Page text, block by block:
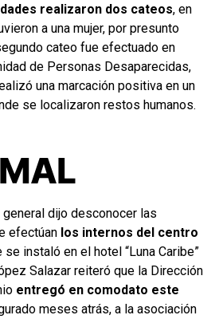
realizaron dos cateos, en
a una mujer, por presunto
cateo fue efectuado en
de Personas Desaparecidas,
una marcación positiva en un
se localizaron restos humanos.
dijo desconocer las
efectúan los internos del centro
se instaló en el hotel “Luna Caribe”
Salazar reiteró que la Dirección
entregó en comodato este
meses atrás, a la asociación